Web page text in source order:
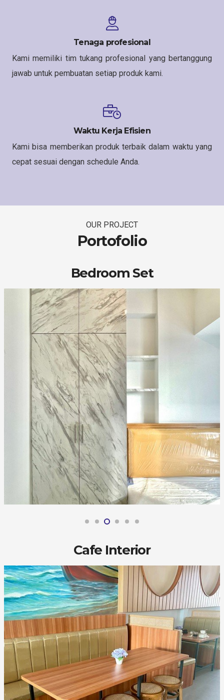
Tenaga profesional
Kami memiliki tim tukang profesional yang bertanggung
jawab untuk pembuatan setiap produk kami.
Waktu Kerja Efisien
Kami bisa memberikan produk terbaik dalam waktu yang
cepat sesuai dengan schedule Anda.
OUR PROJECT
Portofolio
Bedroom Set
Cafe Interior